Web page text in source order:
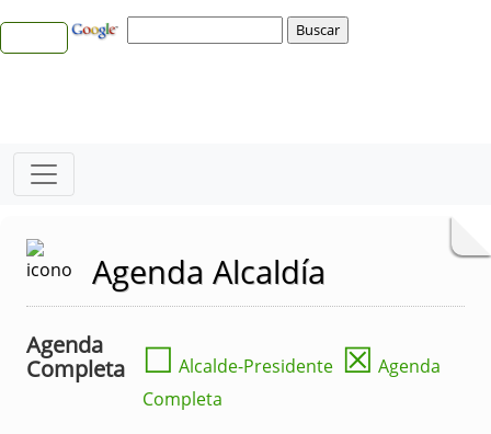
Agenda Alcaldía
Agenda
Completa
☐ Alcalde-Presidente ☒ Agenda
Completa